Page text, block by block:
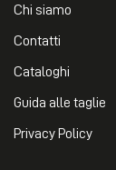
Chi siamo
Contatti
Cataloghi
Guida alle taglie
Privacy Policy